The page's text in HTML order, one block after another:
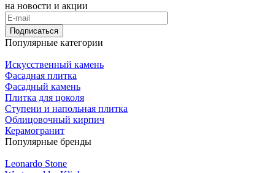
на новости и акции
Подписаться
Популярные категории
Искусственный камень
Фасадная плитка
Фасадный камень
Плитка для цоколя
Ступени и напольная плитка
Облицовочный кирпич
Керамогранит
Популярные бренды
Leonardo Stone